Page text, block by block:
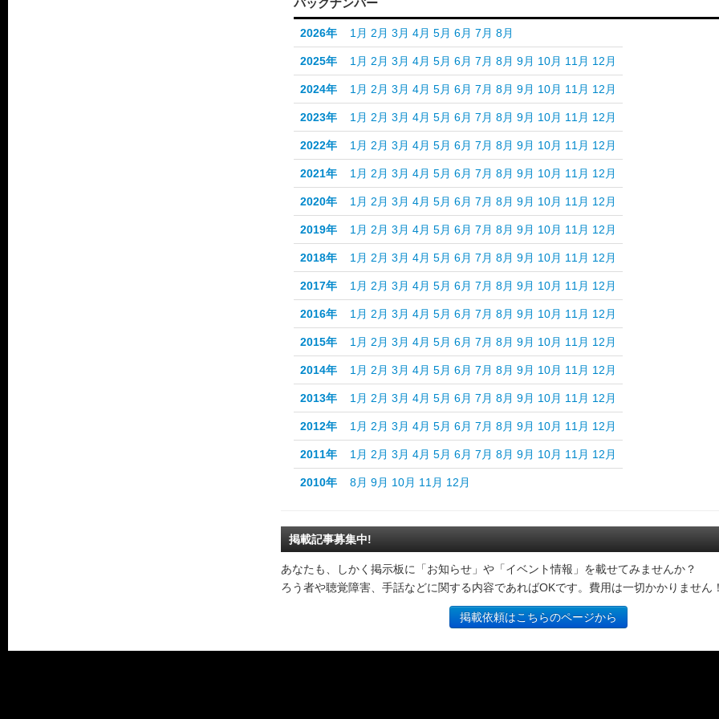
バックナンバー
2026年 1月 2月 3月 4月 5月 6月 7月 8月
2025年 1月 2月 3月 4月 5月 6月 7月 8月 9月 10月 11月 12月
2024年 1月 2月 3月 4月 5月 6月 7月 8月 9月 10月 11月 12月
2023年 1月 2月 3月 4月 5月 6月 7月 8月 9月 10月 11月 12月
2022年 1月 2月 3月 4月 5月 6月 7月 8月 9月 10月 11月 12月
2021年 1月 2月 3月 4月 5月 6月 7月 8月 9月 10月 11月 12月
2020年 1月 2月 3月 4月 5月 6月 7月 8月 9月 10月 11月 12月
2019年 1月 2月 3月 4月 5月 6月 7月 8月 9月 10月 11月 12月
2018年 1月 2月 3月 4月 5月 6月 7月 8月 9月 10月 11月 12月
2017年 1月 2月 3月 4月 5月 6月 7月 8月 9月 10月 11月 12月
2016年 1月 2月 3月 4月 5月 6月 7月 8月 9月 10月 11月 12月
2015年 1月 2月 3月 4月 5月 6月 7月 8月 9月 10月 11月 12月
2014年 1月 2月 3月 4月 5月 6月 7月 8月 9月 10月 11月 12月
2013年 1月 2月 3月 4月 5月 6月 7月 8月 9月 10月 11月 12月
2012年 1月 2月 3月 4月 5月 6月 7月 8月 9月 10月 11月 12月
2011年 1月 2月 3月 4月 5月 6月 7月 8月 9月 10月 11月 12月
2010年 8月 9月 10月 11月 12月
掲載記事募集中!
あなたも、しかく掲示板に「お知らせ」や「イベント情報」を載せてみませんか？
ろう者や聴覚障害、手話などに関する内容であればOKです。費用は一切かかりません
掲載依頼はこちらのページから